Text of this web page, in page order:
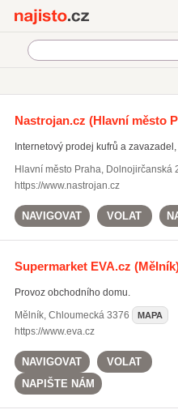
Internetové obchodní domy
Nastrojan.cz (Hlavní město
Internetový prodej kufrů a
Hlavní město Praha, Dolnojirčanská
https://www.nastrojan.cz
NAVIGOVAT VOLAT
Supermarket EVA.cz
Provoz obchodního domu.
Mělník, Chloumecká 3376 MAPA
https://www.eva.cz
NAVIGOVAT
VOLAT
NAPIŠTE NÁM